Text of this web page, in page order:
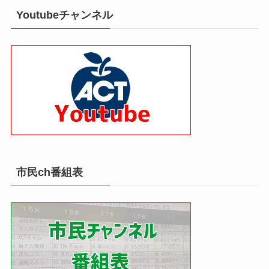
Youtubeチャンネル
市民ch番組表